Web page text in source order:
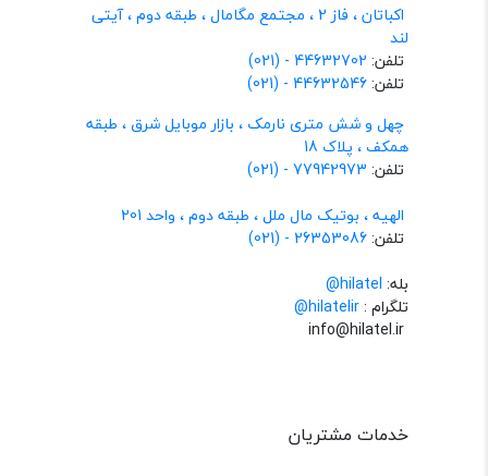
اکباتان ، فاز 2 ، مجتمع مگامال ، طبقه دوم ، آیتی
لند
تلفن: 44632702 - (021)
تلفن:44632546 - (021)
چهل و شش متری نارمک ، بازار موبایل شرق ، طبقه
همکف ، پلاک 18
تلفن: 77942973 - (021)
الهیه ، بوتیک مال ملل ، طبقه دوم ، واحد 201
تلفن:26353086 - (021)
بله: hilatel@
تلگرام :@hilatelir
خدمات مشتریان